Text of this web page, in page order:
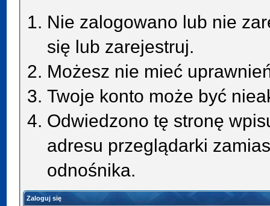
Nie zalogowano lub nie
się lub zarejestruj.
Możesz nie mieć
Twoje konto może być
Odwiedzono tę stronę
adresu przeglądarki
odnośnika.
Zaloguj się